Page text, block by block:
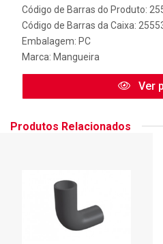
Código de Barras do Produto:
Código de Barras da Caixa:
Embalagem: PC
Marca: Mangueira
Ver
Produtos Relacionados